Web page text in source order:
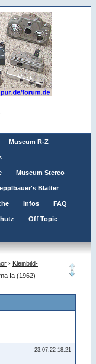
Museum R-Z
Museum Stereo
Blätter
Infos FAQ
Off Topic
› Kleinbild-
Ia (1962)
23.07.22 18:21